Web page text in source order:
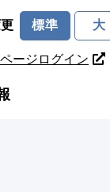
標準 大
ージログイン